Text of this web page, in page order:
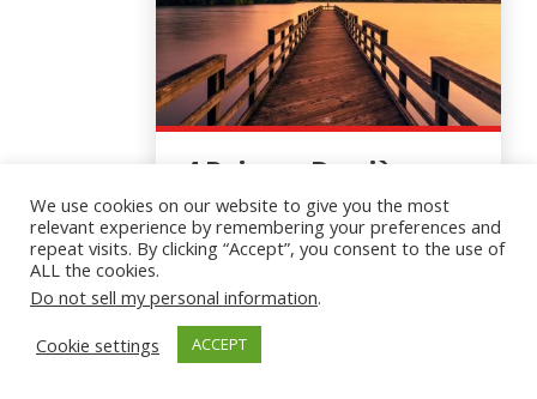
4 Raisons Derrière
Notre Conversion A
L'islam
We use cookies on our website to give you the most
relevant experience by remembering your preferences and
repeat visits. By clicking “Accept”, you consent to the use of
ALL the cookies.
Do not sell my personal information.
Cookie settings
ACCEPT